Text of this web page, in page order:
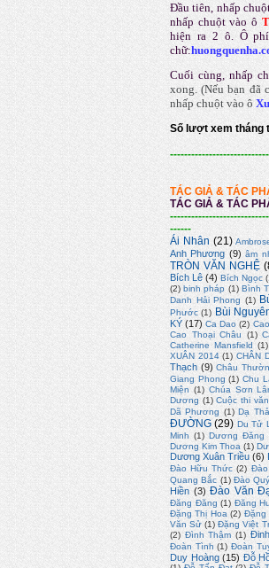
Đầu tiên, nhấp
nhấp chuột vào ô
hiện ra 2 ô. Ô
chữ:
Cuối cùng, nhấp
xong.(Nếu bạn đã
nhấp chuột vào ô
Số lượt xem tháng
TÁC GIẢ & TÁC
TÁC GIẢ & TÁC
------
Ái Nhân (21)
Anh Phương (9) âm
TRÒN VĂN NGHỆ
Bích Lê (4) Bích Ngọc
(2) binh pháp (1) Bình
Danh Hải Phong (1)
Phước (1) Bùi
KÝ (17) Ca Dao (2)
Cao Thoại Châu
(1)
Catherine Mansfield (1)
XUÂN 2014 (1) CHÂN
Thạch (9) Châu
Giang Phong (1) Chu
Miện (1) Chúa Sơn
Dương (1) Cuộc thi
Dã Phương (1) Dạ
ĐƯỜNG (29) Du Tử
Minh (1) Dương Đăng
Dương Kim Thoa (1)
Dương Xuân Triều (6)
Đào Hữu Thức (2)
Quang Bắc (1) Đào
Hiền (3) Đào Văn
Đăng Đăng (1) Đăng
Đặng Thị Hoa (2) Đặng
Văn Sử (1) Đặng Việt
(2) Đình Thậm (1)
Đoàn Tình (1) Đoàn
Duy Hoàng (15) Đỗ